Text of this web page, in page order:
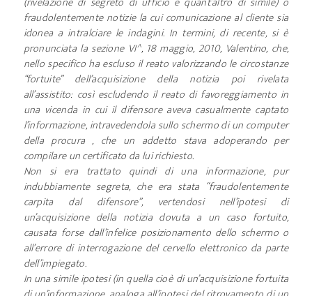
fraudolentemente notizie la cui comunicazione al cliente sia
idonea a intralciare le indagini. In termini, di recente, si è
pronunciata la sezione VI^, 18 maggio, 2010, Valentino, che,
nello specifico ha escluso il reato valorizzando le circostanze
“fortuite” dell’acquisizione della notizia poi rivelata
all’assistito: così escludendo il reato di favoreggiamento in
una vicenda in cui il difensore aveva casualmente captato
l’informazione, intravedendola sullo schermo di un computer
della procura , che un addetto stava adoperando per
compilare un certificato da lui richiesto.
Non si era trattato quindi di una informazione, pur
indubbiamente segreta, che era stata “fraudolentemente
carpita dal difensore”, vertendosi nell’ipotesi di
un’acquisizione della notizia dovuta a un caso fortuito,
causata forse dall’infelice posizionamento dello schermo o
all’errore di interrogazione del cervello elettronico da parte
dell’impiegato.
In una simile ipotesi (in quella cioè di un’acquisizione fortuita